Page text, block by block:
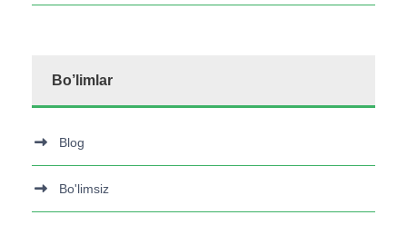
Bo’limlar
Blog
Bo'limsiz